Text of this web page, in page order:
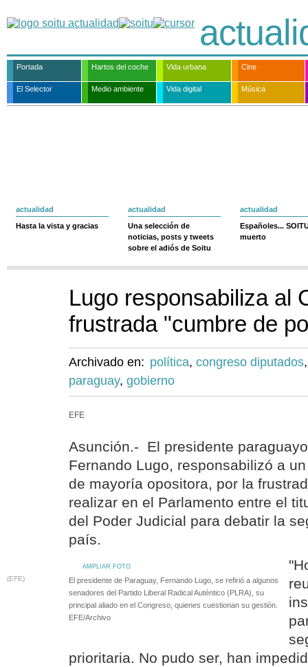
Portada Hartos del coche Vida urbana Cine
El Selector Medio ambiente Vida digital Música
actualidad
Hasta la vista y gracias
actualidad
Una selección de
noticias, posts y tweets
sobre el adiós de Soitu
actualidad
Españoles...
muerto
Lugo responsabiliza al
frustrada "cumbre de
Archivado en: política, congreso diputados
paraguay, gobierno
EFE
Asunción.- El presidente
Fernando Lugo, responsabilizó a
de mayoría opositora, por la
realizar en el Parlamento entre el
del Poder Judicial para debatir la
país.
AMPLIAR FOTO
(EFE)
El presidente de Paraguay, Fernando Lugo, se refirió a algunos
senadores del Partido Liberal Radical Auténtico (PLRA), su
principal aliado en el Congreso, quienes cuestionan su gestión.
EFE/Archivo
prioritaria. No pudo ser, han